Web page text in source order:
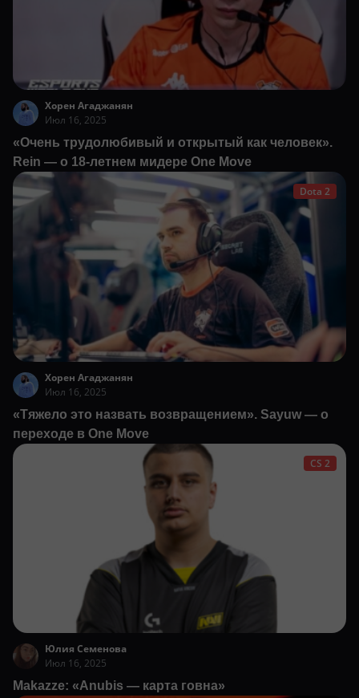
Хорен Агаджанян
Июл 16, 2025
«Очень трудолюбивый и открытый как человек».
Rein — о 18-летнем мидере One Move
Dota 2
Хорен Агаджанян
Июл 16, 2025
«Тяжело это назвать возвращением». Sayuw — о
переходе в One Move
CS 2
Юлия Семенова
Июл 16, 2025
Makazze: «Anubis — карта говна»